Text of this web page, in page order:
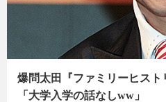
爆問太田『ファミリーヒス
「大学入学の話なしww」